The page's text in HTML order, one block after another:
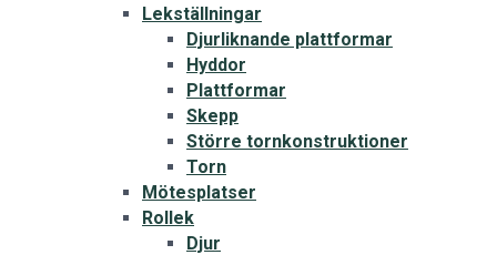
Lekställningar
Djurliknande plattformar
Hyddor
Plattformar
Skepp
Större tornkonstruktioner
Torn
Mötesplatser
Rollek
Djur